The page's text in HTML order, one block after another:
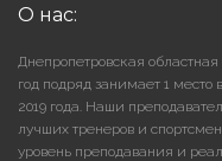
О нас:
Днепропетровская
год подряд занимает 1
2019 года. Наши
лучших тренеров и
уровень преподавания и